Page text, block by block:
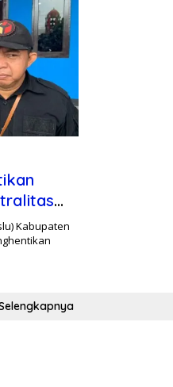
Kabupaten